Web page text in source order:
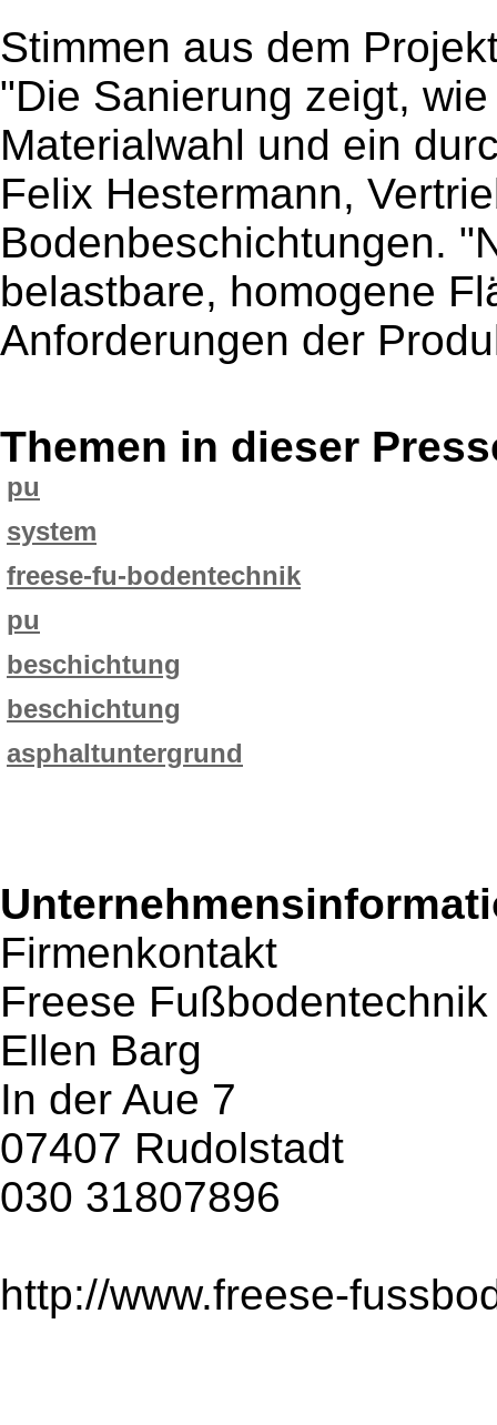
Stimmen aus dem
"Die Sanierung zeigt,
Materialwahl und ein
Felix Hestermann,
Bodenbeschichtungen.
belastbare, homogene
Anforderungen der
Themen in dieser
pu
system
freese-fu-bodentechnik
pu
beschichtung
beschichtung
asphaltuntergrund
Firmenkontakt
Freese
Ellen Barg
In der Aue 7
07407 Rudolstadt
030 31807896
http://www.freese-